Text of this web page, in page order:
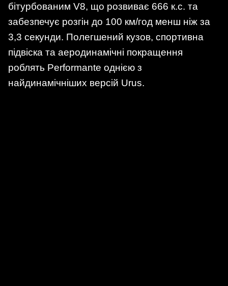
бітурбованим V8, що розвиває 666 к.с. та
забезпечує розгін до 100 км/год менш ніж за
3,3 секунди. Полегшений кузов, спортивна
підвіска та аеродинамічні покращення
роблять Performante однією з
найдинамічніших версій Urus.